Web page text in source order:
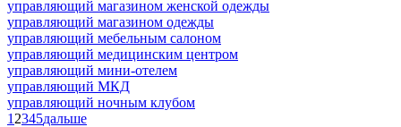
управляющий магазином женской одежды
управляющий магазином одежды
управляющий мебельным салоном
управляющий медицинским центром
управляющий мини-отелем
управляющий МКД
управляющий ночным клубом
1 2345дальше